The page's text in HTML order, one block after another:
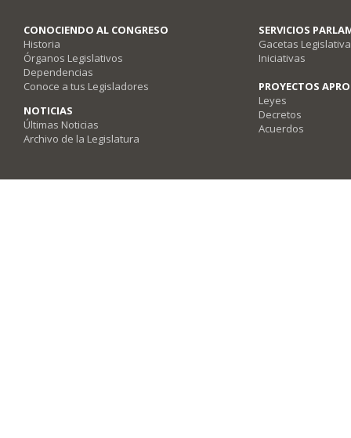
CONOCIENDO AL CONGRESO
Historia
Órganos Legislativos
Dependencias
Conoce a tus Legisladores
NOTICIAS
Últimas Noticias
Archivo de la Legislatura
SERVICIOS
Gacetas
Iniciativas
PROYECTOS
Leyes
Decretos
Acuerdos